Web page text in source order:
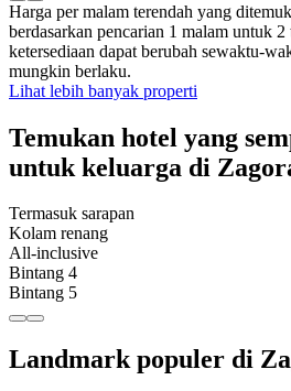
Harga per malam terendah yang
berdasarkan pencarian 1 malam untuk
ketersediaan dapat berubah sewaktu-
mungkin berlaku.
Lihat lebih banyak properti
Temukan hotel yang
untuk keluarga di
Termasuk sarapan
Kolam renang
All-inclusive
Bintang 4
Bintang 5
Landmark populer di